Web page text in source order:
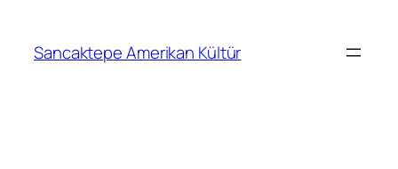
Sancaktepe Amerikan Kültür